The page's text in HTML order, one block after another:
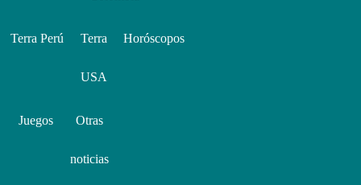
Terra Perú Terra
USA
Horóscopos
Juegos Otras
noticias